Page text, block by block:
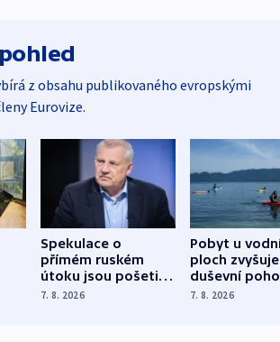
z obsahu publikovaného evropskými
Eurovize.
Spekulace o
přímém ruském
útoku jsou pošetilé,
míní estonský
7. 8. 2026
Pobyt u
ploch zvyšuje
duševní
ukázala
7. 8. 2026